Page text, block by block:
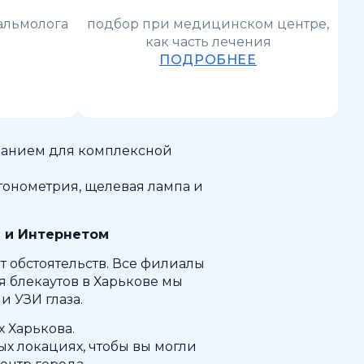
подбор при медицинском центре,
как часть лечения
ПОДРОБНЕЕ
для комплексной
щелевая лампа и
и Интернетом
Все филиалы
в Харькове мы
УЗИ глаза.
Харькова.
локациях, чтобы вы могли